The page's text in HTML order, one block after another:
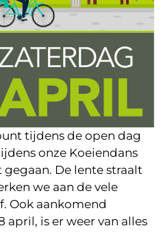
tijdens de open dag
onze Koeiendans
De lente straalt
we aan de vele
Ook aankomend
april, is er weer van alles